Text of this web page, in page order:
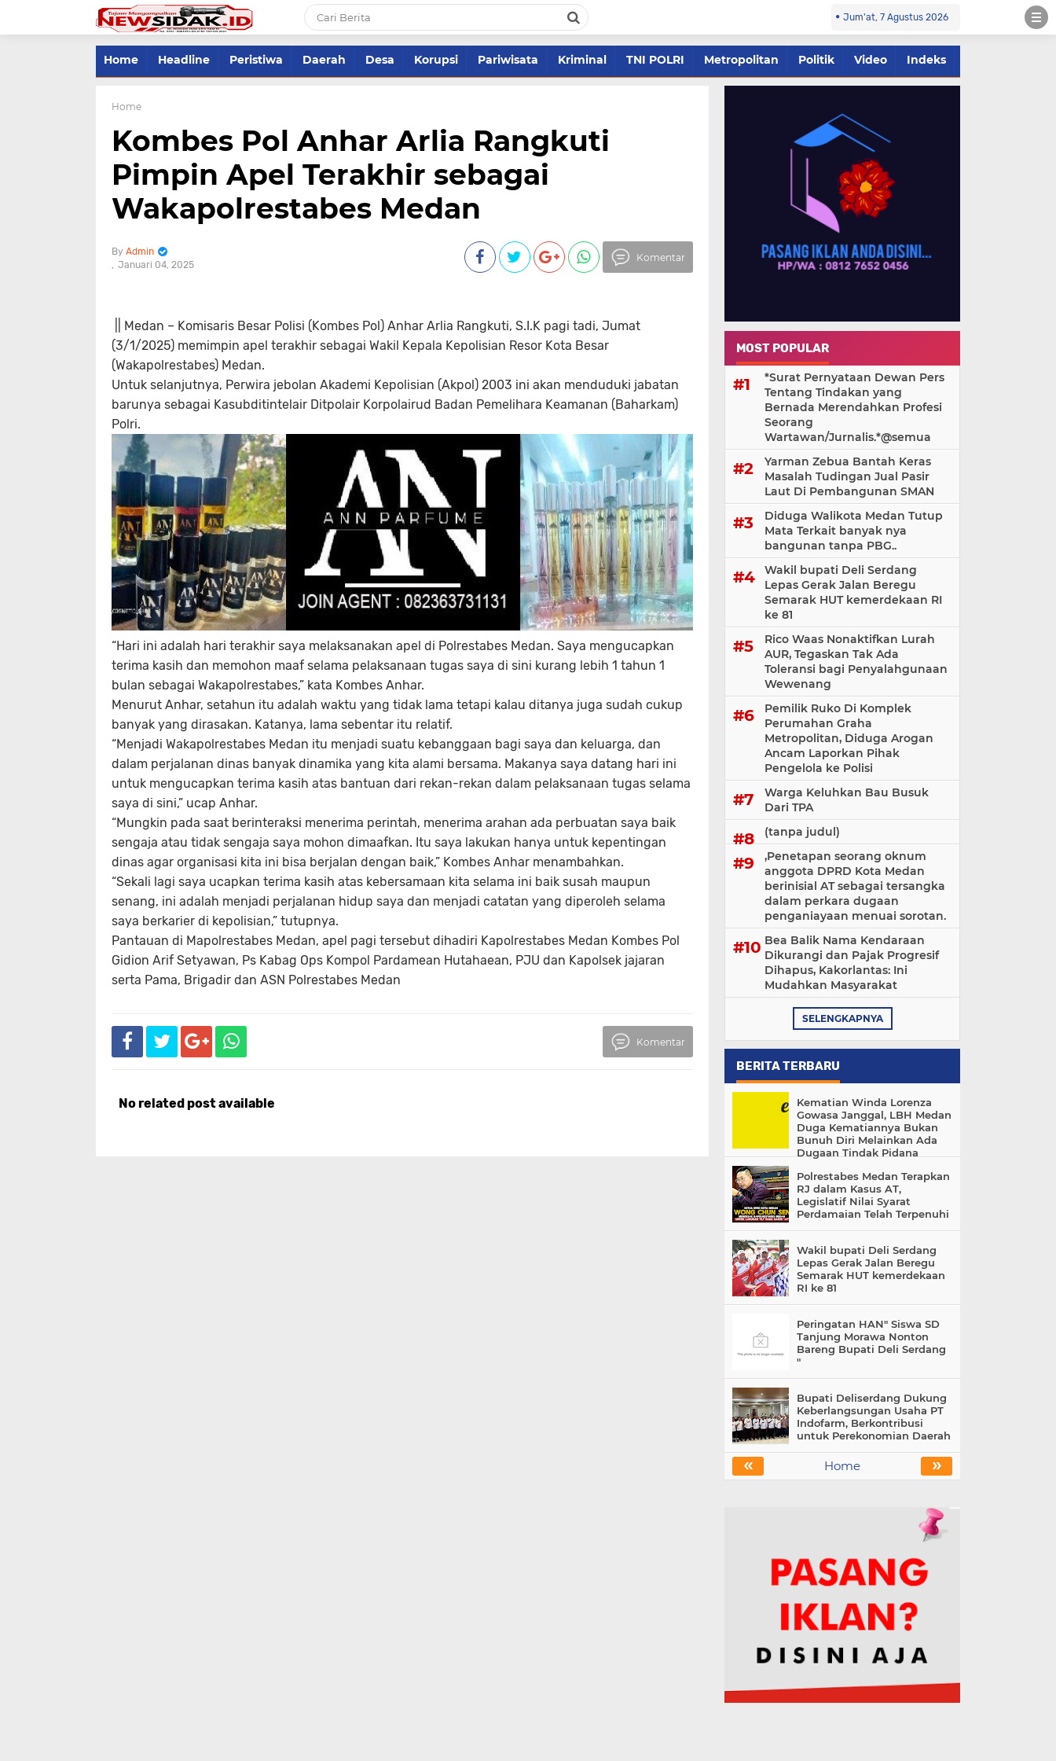
Jum'at, 7 Agustus 2026
Home Headline Peristiwa Daerah Desa Korupsi Pariwisata Kriminal TNI POLRI Metropolitan Politik Video Indeks
Home
Kombes Pol Anhar Arlia Rangkuti
Pimpin Apel Terakhir sebagai
Wakapolrestabes Medan
Admin
Januari 04, 2025
Komentar
|| Medan – Komisaris Besar Polisi (Kombes Pol) Anhar Arlia Rangkuti, S.I.K pagi tadi, Jumat
(3/1/2025) memimpin apel terakhir sebagai Wakil Kepala Kepolisian Resor Kota Besar
(Wakapolrestabes) Medan.
Untuk selanjutnya, Perwira jebolan Akademi Kepolisian (Akpol) 2003 ini akan menduduki jabatan
barunya sebagai Kasubditintelair Ditpolair Korpolairud Badan Pemelihara Keamanan (Baharkam)
Polri.
“Hari ini adalah hari terakhir saya melaksanakan apel di Polrestabes Medan. Saya mengucapkan
terima kasih dan memohon maaf selama pelaksanaan tugas saya di sini kurang lebih 1 tahun 1
bulan sebagai Wakapolrestabes,” kata Kombes Anhar.
Menurut Anhar, setahun itu adalah waktu yang tidak lama tetapi kalau ditanya juga sudah cukup
banyak yang dirasakan. Katanya, lama sebentar itu relatif.
“Menjadi Wakapolrestabes Medan itu menjadi suatu kebanggaan bagi saya dan keluarga, dan
dalam perjalanan dinas banyak dinamika yang kita alami bersama. Makanya saya datang hari ini
untuk mengucapkan terima kasih atas bantuan dari rekan-rekan dalam pelaksanaan tugas selama
saya di sini,” ucap Anhar.
“Mungkin pada saat berinteraksi menerima perintah, menerima arahan ada perbuatan saya baik
sengaja atau tidak sengaja saya mohon dimaafkan. Itu saya lakukan hanya untuk kepentingan
dinas agar organisasi kita ini bisa berjalan dengan baik,” Kombes Anhar menambahkan.
“Sekali lagi saya ucapkan terima kasih atas kebersamaan kita selama ini baik susah maupun
senang, ini adalah menjadi perjalanan hidup saya dan menjadi catatan yang diperoleh selama
saya berkarier di kepolisian,” tutupnya.
Pantauan di Mapolrestabes Medan, apel pagi tersebut dihadiri Kapolrestabes Medan Kombes Pol
Gidion Arif Setyawan, Ps Kabag Ops Kompol Pardamean Hutahaean, PJU dan Kapolsek jajaran
serta Pama, Brigadir dan ASN Polrestabes Medan
Komentar
No related post available
MOST POPULAR
*Surat Pernyataan Dewan Pers
Tentang Tindakan yang
Bernada Merendahkan Profesi
Seorang
Wartawan/Jurnalis.*@⁨semua
Yarman Zebua Bantah Keras
Masalah Tudingan Jual Pasir
Laut Di Pembangunan SMAN
Diduga Walikota Medan Tutup
Mata Terkait banyak nya
bangunan tanpa PBG..
Wakil bupati Deli Serdang
Lepas Gerak Jalan Beregu
Semarak HUT kemerdekaan RI
ke 81
Rico Waas Nonaktifkan Lurah
AUR, Tegaskan Tak Ada
Toleransi bagi Penyalahgunaan
Wewenang
Pemilik Ruko Di Komplek
Perumahan Graha
Metropolitan, Diduga Arogan
Ancam Laporkan Pihak
Pengelola ke Polisi
Warga Keluhkan Bau Busuk
Dari TPA
(tanpa judul)
,Penetapan seorang oknum
anggota DPRD Kota Medan
berinisial AT sebagai tersangka
dalam perkara dugaan
penganiayaan menuai sorotan.
Bea Balik Nama Kendaraan
Dikurangi dan Pajak Progresif
Dihapus, Kakorlantas: Ini
Mudahkan Masyarakat
SELENGKAPNYA
BERITA TERBARU
Kematian Winda Lorenza
Gowasa Janggal, LBH Medan
Duga Kematiannya Bukan
Bunuh Diri Melainkan Ada
Dugaan Tindak Pidana
Polrestabes Medan Terapkan
RJ dalam Kasus AT,
Legislatif Nilai Syarat
Perdamaian Telah Terpenuhi
Wakil bupati Deli Serdang
Lepas Gerak Jalan Beregu
Semarak HUT kemerdekaan
RI ke 81
Peringatan HAN" Siswa SD
Tanjung Morawa Nonton
Bareng Bupati Deli Serdang
"
Bupati Deliserdang Dukung
Keberlangsungan Usaha PT
Indofarm, Berkontribusi
untuk Perekonomian Daerah
« »
Home